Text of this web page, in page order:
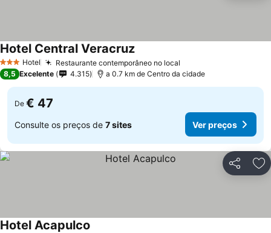
3 EstrelasHotel Restaurante contemporâneo no local
Hotel Central VeracruzVer preços
8,5 Excelente 4.315 a 0.7 km de Centro da cidade
De € 47
Consulte os preços de 7 sites Ver preços
Partilhar
Hotel Acapulco